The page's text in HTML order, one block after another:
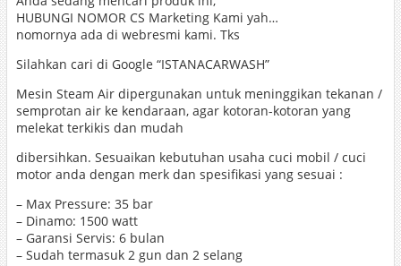
HUBUNGI NOMOR CS Marketing Kami yah…
nomornya ada di webresmi kami. Tks
Silahkan cari di Google “ISTANACARWASH”
Mesin Steam Air dipergunakan untuk meninggikan tekanan /
semprotan air ke kendaraan, agar kotoran-kotoran yang
melekat terkikis dan mudah
dibersihkan. Sesuaikan kebutuhan usaha cuci mobil / cuci
motor anda dengan merk dan spesifikasi yang sesuai :
– Max Pressure: 35 bar
– Dinamo: 1500 watt
– Garansi Servis: 6 bulan
– Sudah termasuk 2 gun dan 2 selang